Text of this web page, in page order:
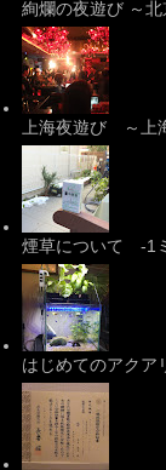
絢爛の夜遊び ～
上海夜遊び ～上
煙草について -1
はじめてのアクア